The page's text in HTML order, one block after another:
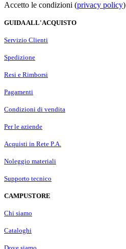
Accetto le condizioni (privacy policy)
GUIDA ALL'ACQUISTO
Servizio Clienti
Spedizione
Resi e Rimborsi
Pagamenti
Condizioni di vendita
Per le aziende
Acquisti in Rete P.A.
Noleggio materiali
Supporto tecnico
CAMPUSTORE
Chi siamo
Cataloghi